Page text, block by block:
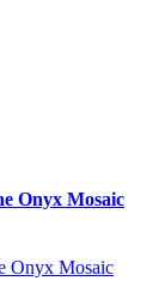
Onyx Mosaic